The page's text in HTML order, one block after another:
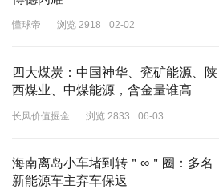
月球背面着陆区的现场调查分析
向云端、问苍穹
心有翼、梦无垠
新华社新媒体中心
懂球帝 浏览 2918 02-02
四大煤炭：中国神华、兖矿能源、陕
西煤业、中煤能源，含金量谁高
长风价值掘金 浏览 2833 06-03
海南离岛小车堵到转＂∞＂圈：多名
新能源车主弃车保返